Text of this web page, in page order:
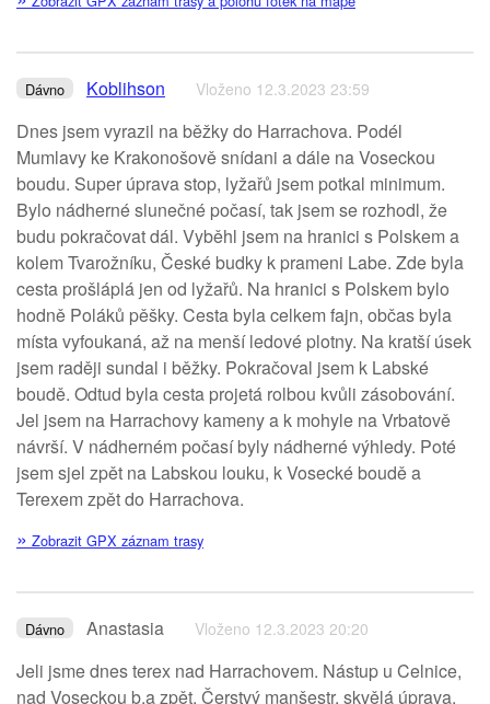
Dávno Koblihson Vloženo 12.3.2023 23:59
Dnes jsem vyrazil na běžky do Harrachova. Podél
Mumlavy ke Krakonošově snídani a dále na Voseckou
boudu. Super úprava stop, lyžařů jsem potkal minimum.
Bylo nádherné slunečné počasí, tak jsem se rozhodl, že
budu pokračovat dál. Vyběhl jsem na hranici s Polskem a
kolem Tvarožníku, České budky k prameni Labe. Zde byla
cesta prošláplá jen od lyžařů. Na hranici s Polskem bylo
hodně Poláků pěšky. Cesta byla celkem fajn, občas byla
místa vyfoukaná, až na menší ledové plotny. Na kratší úsek
jsem raději sundal i běžky. Pokračoval jsem k Labské
boudě. Odtud byla cesta projetá rolbou kvůli zásobování.
Jel jsem na Harrachovy kameny a k mohyle na Vrbatově
návrší. V nádherném počasí byly nádherné výhledy. Poté
jsem sjel zpět na Labskou louku, k Vosecké boudě a
Terexem zpět do Harrachova.
» Zobrazit GPX záznam trasy
Dávno Anastasia Vloženo 12.3.2023 20:20
Jeli jsme dnes terex nad Harrachovem. Nástup u Celnice,
nad Voseckou b.a zpět. Čerstvý manšestr, skvělá úprava.